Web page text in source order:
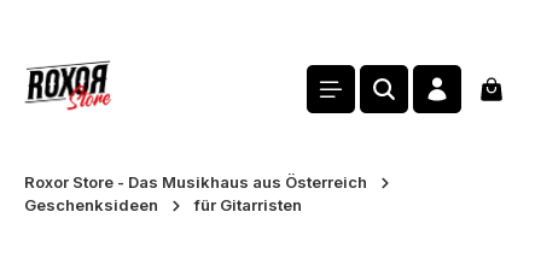
Roxor Store - Das Musikhaus aus Österreich
Geschenksideen
für Gitarristen